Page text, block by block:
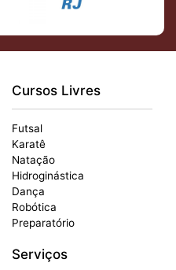
Cursos Livres
Futsal
Karatê
Natação
Hidroginástica
Dança
Robótica
Preparatório
Serviços